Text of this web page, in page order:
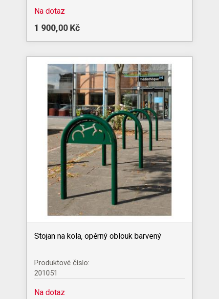
Na dotaz
1 900,00 Kč
Stojan na kola, opěrný oblouk barvený
Produktové číslo:
201051
Na dotaz